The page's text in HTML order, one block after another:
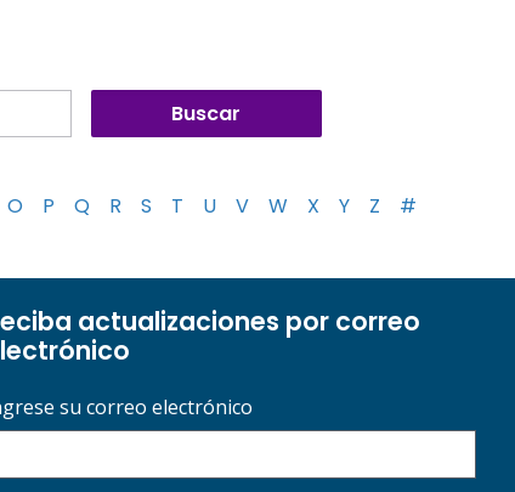
O P Q R S T U V W X Y Z #
actualizaciones por correo
su correo electrónico